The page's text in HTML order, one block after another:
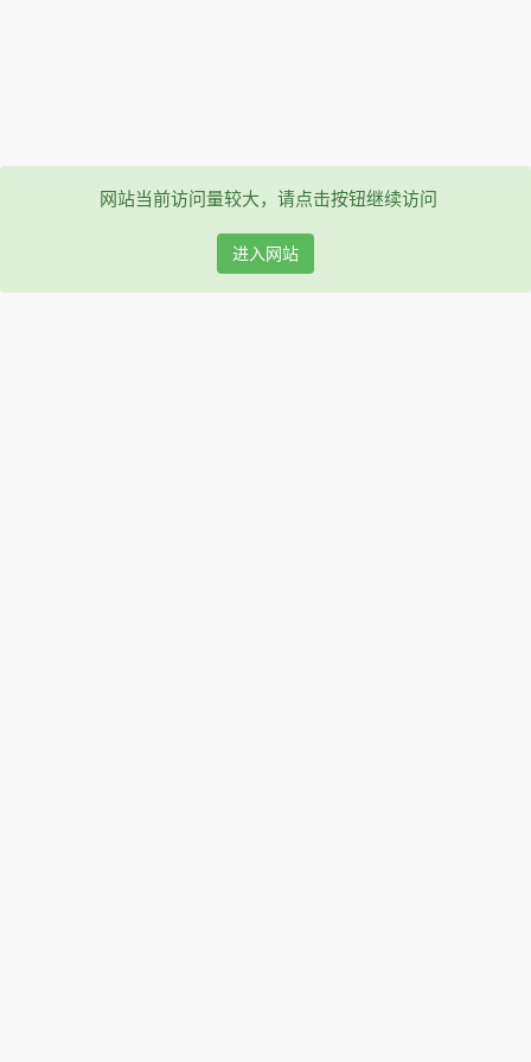
网站当前访问量较大，请点击按钮继续访问